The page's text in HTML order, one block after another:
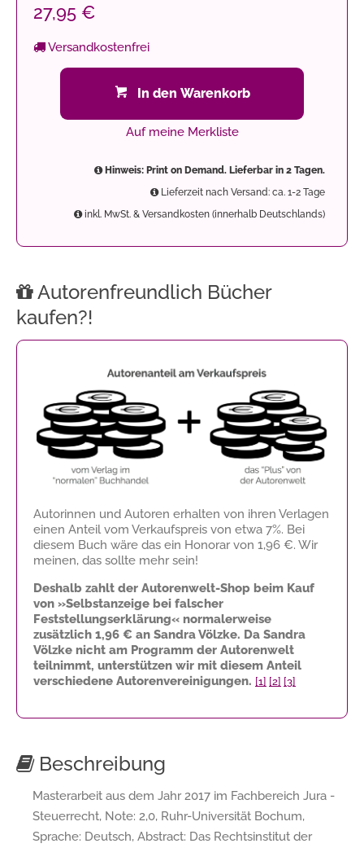
27,95 €
Versandkostenfrei
In den Warenkorb
Auf meine Merkliste
Hinweis: Print on Demand. Lieferbar in 2 Tagen.
Lieferzeit nach Versand: ca. 1-2 Tage
inkl. MwSt. & Versandkosten (innerhalb Deutschlands)
Autorenfreundlich Bücher
kaufen?!
Autorinnen und Autoren erhalten von ihren Verlagen
einen Anteil vom Verkaufspreis von etwa 7%. Bei
diesem Buch wäre das ein Honorar von 1,96 €. Wir
meinen, das sollte mehr sein!
Deshalb zahlt der Autorenwelt-Shop beim Kauf
von »Selbstanzeige bei falscher
Feststellungserklärung« normalerweise
zusätzlich 1,96 € an Sandra Völzke. Da Sandra
Völzke nicht am Programm der Autorenwelt
teilnimmt, unterstützen wir mit diesem Anteil
verschiedene Autorenvereinigungen. [1] [2] [3]
Beschreibung
Masterarbeit aus dem Jahr 2017 im Fachbereich Jura -
Steuerrecht, Note: 2,0, Ruhr-Universität Bochum,
Sprache: Deutsch, Abstract: Das Rechtsinstitut der